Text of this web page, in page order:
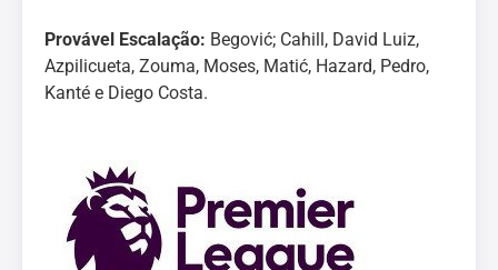
Provável Escalação: Begović; Cahill, David Luiz,
Azpilicueta, Zouma, Moses, Matić, Hazard, Pedro,
Kanté e Diego Costa.